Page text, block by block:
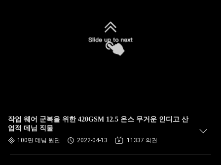
작업 웨어 군복을 위한 420GSM 12.5 온스 무거운 인디고 산
업적 데님 직물
100면 데님 원단 2022-04-13 11337 의견